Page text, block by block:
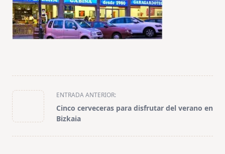
<span
class="nav-
subtitle
ENTRADA ANTERIOR:
Cinco cerveceras para disfrutar del verano en
Bizkaia